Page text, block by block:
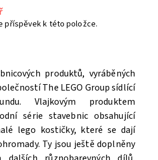
příspěvek k této položce.
produktů, vyráběných
The LEGO Group sídlící
Vlajkovým produktem
série stavebnic obsahující
lego kostičky, které se dají
Ty jsou ještě doplněny